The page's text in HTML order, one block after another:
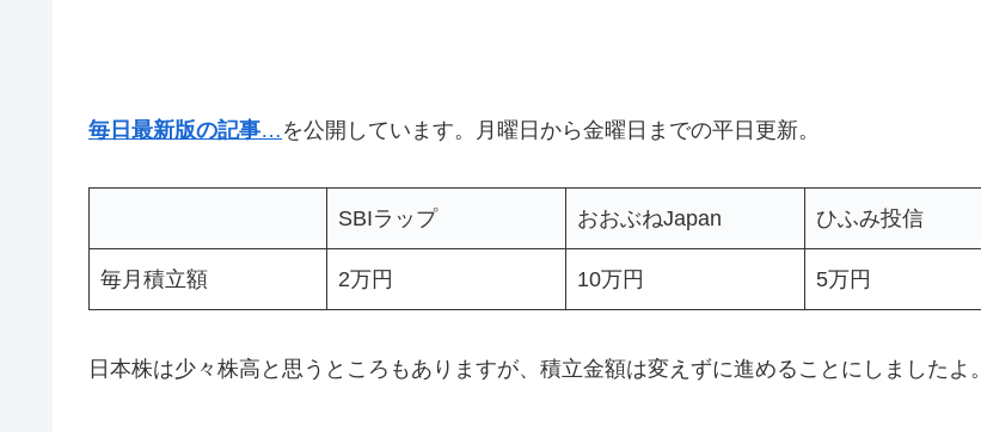
毎日最新版の記事… を公開しています。月曜日から金曜日までの平日更新。
SBIラップ おおぶねJapan ひふみ投信
毎月積立額 2万円 10万円 5万円
日本株は少々株高と思うところもありますが、積立金額は変えずに進めることにしましたよ。